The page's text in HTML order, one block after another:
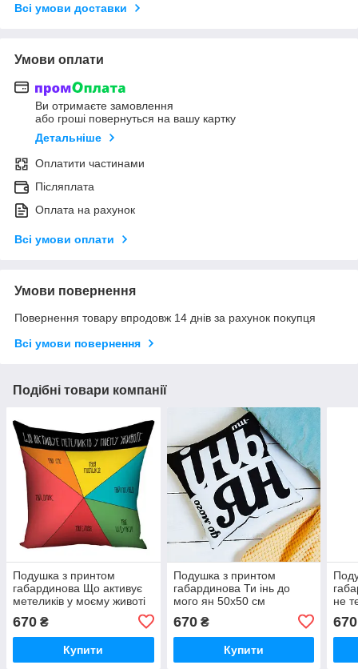
Всі умови доставки
Умови оплати
Ви отримаєте замовлення
або гроші повернуться на вашу картку
Детальніше
Оплатити частинами
Післяплата
Оплата на рахунок
Всі умови оплати
Умови повернення
Повернення товару впродовж 14 днів за рахунок покупця
Всі умови повернення
Подібні товари компанії
Подушка з принтом
габардинова Що активує
метеликів у моєму животі
(5P_20L055_RUS)
670 ₴
Купити
Подушка з принтом
габардинова Ти інь до
мого ян 50x50 см
670₴
Купити
не
см
670